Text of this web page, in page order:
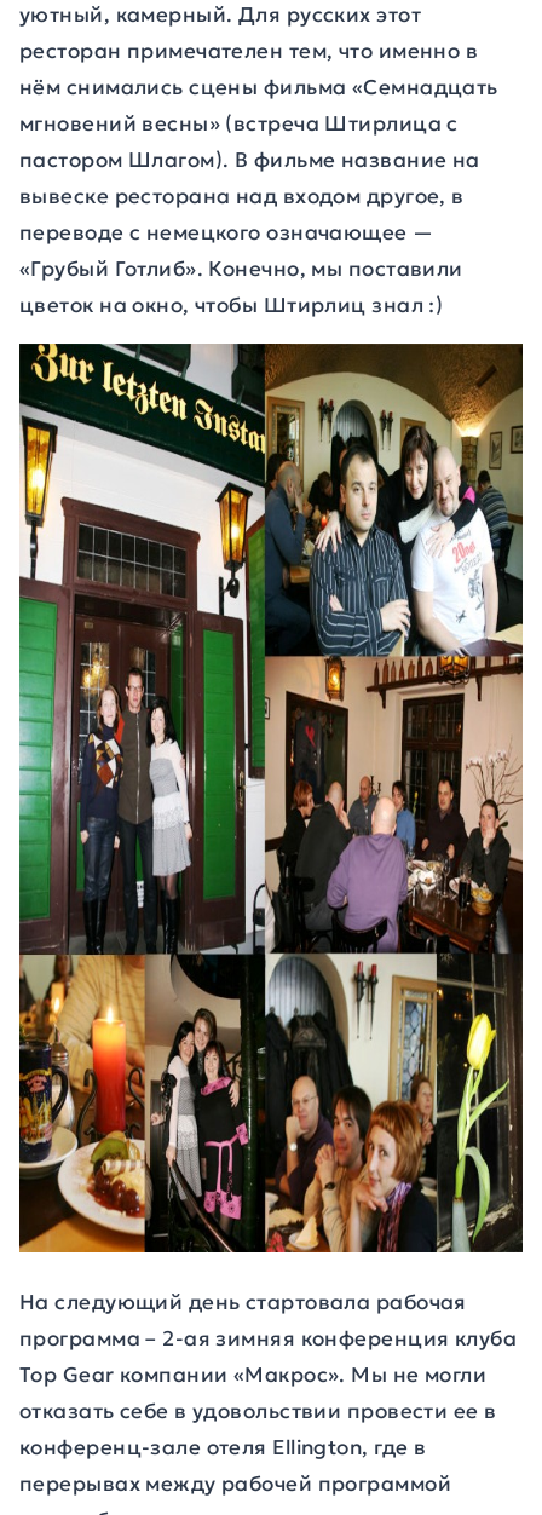
уютный, камерный. Для русских этот
ресторан примечателен тем, что именно в
нём снимались сцены фильма «Семнадцать
мгновений весны» (встреча Штирлица с
пастором Шлагом). В фильме название на
вывеске ресторана над входом другое, в
переводе с немецкого означающее —
«Грубый Готлиб». Конечно, мы поставили
цветок на окно, чтобы Штирлиц знал :)
На следующий день стартовала рабочая
программа – 2-ая зимняя конференция клуба
Top Gear компании «Макрос». Мы не могли
отказать себе в удовольствии провести ее в
конференц-зале отеля Ellington, где в
перерывах между рабочей программой